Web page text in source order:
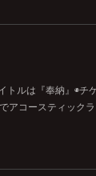
ルは『奉納』◉チ
アコースティック